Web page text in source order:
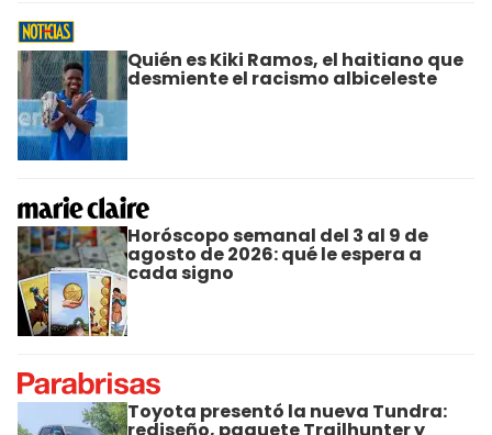
Quién es Kiki Ramos, el haitiano que
desmiente el racismo albiceleste
Horóscopo semanal del 3 al 9 de
agosto de 2026: qué le espera a
cada signo
Toyota presentó la nueva Tundra: